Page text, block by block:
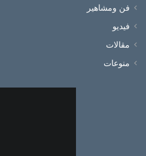
فن ومشاهير
فيديو
مقالات
منوعات